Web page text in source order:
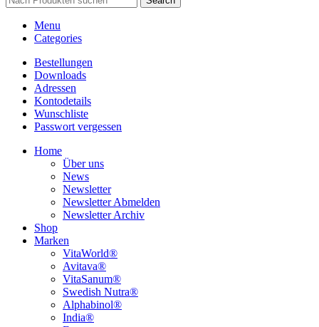
Menu
Categories
Bestellungen
Downloads
Adressen
Kontodetails
Wunschliste
Passwort vergessen
Home
Über uns
News
Newsletter
Newsletter Abmelden
Newsletter Archiv
Shop
Marken
VitaWorld®
Avitava®
VitaSanum®
Swedish Nutra®
Alphabinol®
India®